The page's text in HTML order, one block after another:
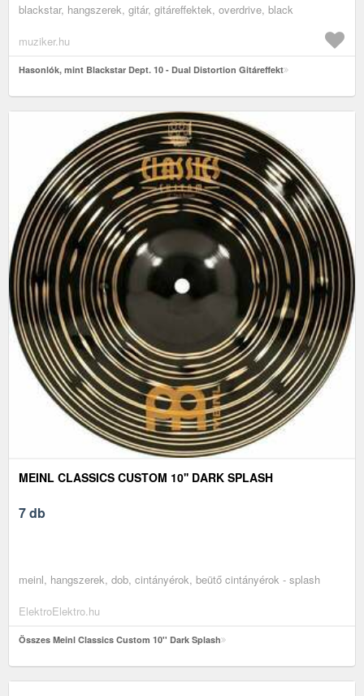
blackstar, hangszerek, gitár, gitáreffektek, overdrive, black
muziker.hu
Hasonlók, mint Blackstar Dept. 10 - Dual Distortion Gitáreffekt
MEINL CLASSICS CUSTOM 10'' DARK SPLASH
7 db
meinl, hangszerek, dob, cintányérok, beütő cintányérok - splash
ElektroElektro.hu
Összes Meinl Classics Custom 10'' Dark Splash